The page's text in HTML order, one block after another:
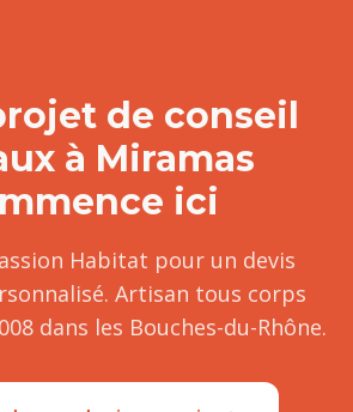
de conseil
à Miramas
ici
Habitat pour un devis
Artisan tous corps
dans les Bouches-du-Rhône.